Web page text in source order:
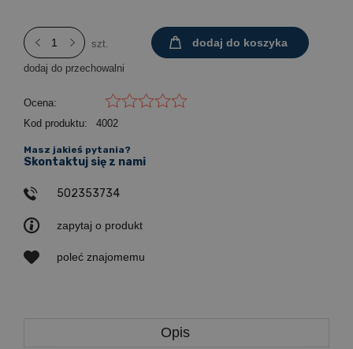
szt. dodaj do koszyka
dodaj do przechowalni
Ocena:
Kod produktu:
4002
zapytaj o produkt
poleć znajomemu
Masz jakieś pytania?
Skontaktuj się z nami
502353734
Opis